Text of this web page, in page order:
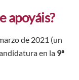
apoyáis?
de 2021 (un
en la 9ª